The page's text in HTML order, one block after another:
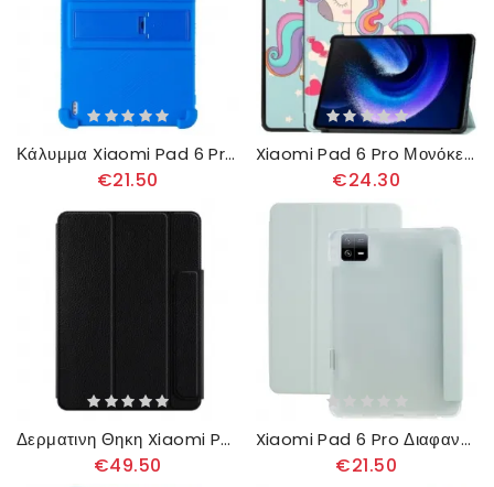
Κάλυμμα Xiaomi Pad 6 Pro Ενσωματωμένη Βάση
€21.50
Xiaomi Pad 6 Pro Μονόκερος
€24.30
Δερματινη Θηκη Xiaomi Pad 6 Pro Premium
€49.50
Xiaomi Pad 6 Pro Διαφανής Σχεδιασμός
€21.50